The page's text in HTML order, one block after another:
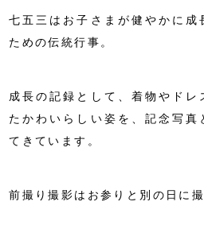
七五三はお子さまが健やかに成
ための伝統行事。
成長の記録として、着物やドレ
たかわいらしい姿を、記念写真
てきています。
前撮り撮影はお参りと別の日に